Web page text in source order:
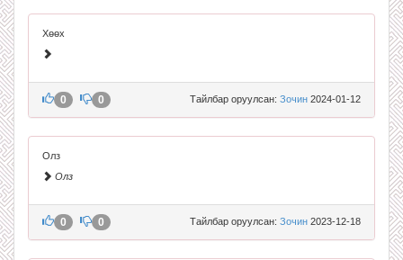
Хөөх
Тайлбар оруулсан: Зочин 2024-01-12
0 0
Олз
Олз
Тайлбар оруулсан: Зочин 2023-12-18
0 0